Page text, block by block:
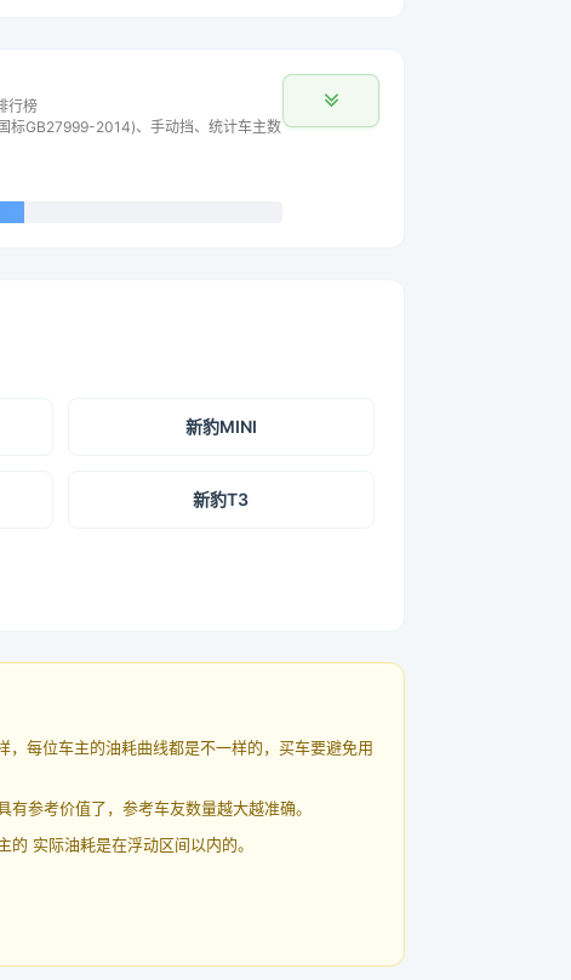
行榜
标GB27999-2014)、手动挡、统计车主数
新豹MINI
新豹T3
每位车主的油耗曲线都是不一样的，买车要避免用
参考价值了，参考车友数量越大越准确。
实际油耗是在浮动区间以内的。